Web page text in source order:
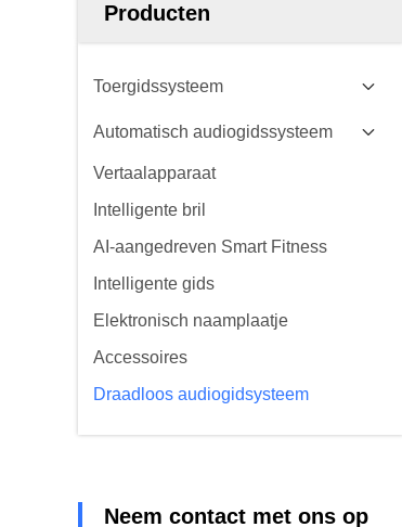
Producten
Toergidssysteem
Automatisch audiogidssysteem
Vertaalapparaat
Intelligente bril
AI-aangedreven Smart Fitness
Intelligente gids
Elektronisch naamplaatje
Accessoires
Draadloos audiogidsysteem
Neem contact met ons op